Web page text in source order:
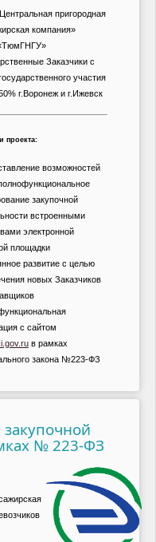
пригородная
компания»
Заказчики с
участия
г.Воронеж и г.Ижевск
проекта:
возможностей
закупочной
встроенными
электронной
площадки
развитие с целью
новых Заказчиков
с сайтом
в рамках
закона №223-ФЗ
№ 223-ФЗ